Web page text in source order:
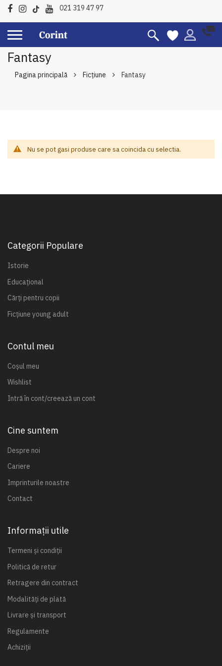
021 319 47 97
Fantasy
Pagina principală Ficțiune Fantasy
Nu se pot gasi produse care sa coincida cu selectia.
Categorii Populare
Istorie
Educațional
Cărți pentru copii
Ficțiune young adult
Contul meu
Coșul meu
Wishlist
Intră în cont/creează un cont
Cine suntem
Despre noi
Cariere
Imprinturile noastre
Contact
Informații utile
Termeni și condiții
Politică de retur
Retragere din contract
Modalități de plată
Livrare și transport
Regulamente
Achiziții